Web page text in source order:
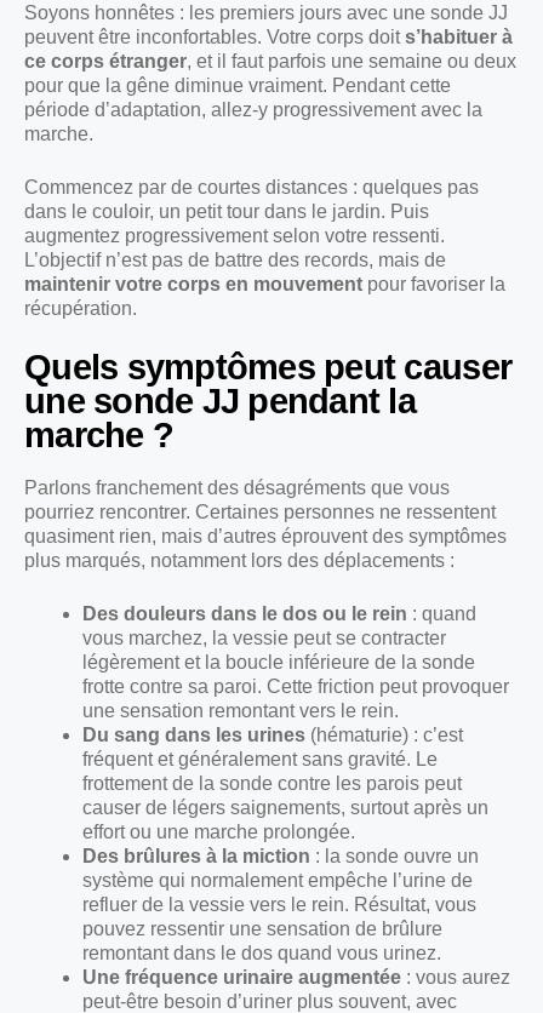
Soyons honnêtes : les premiers jours avec une sonde JJ
peuvent être inconfortables. Votre corps doits’habituer à
ce corps étranger, et il faut parfois une semaine ou deux
pour que la gêne diminue vraiment. Pendant cette
période d’adaptation, allez-y progressivement avec la
marche.
Commencez par de courtes distances : quelques pas
dans le couloir, un petit tour dans le jardin. Puis
augmentez progressivement selon votre ressenti.
L’objectif n’est pas de battre des records, mais de
maintenir votre corps en mouvement pour favoriser la
récupération.
Quels symptômes peut causer
une sonde JJ pendant la
marche ?
Parlons franchement des désagréments que vous
pourriez rencontrer. Certaines personnes ne ressentent
quasiment rien, mais d’autres éprouvent des symptômes
plus marqués, notamment lors des déplacements :
Des douleurs dans le dos ou le rein : quand
vous marchez, la vessie peut se contracter
légèrement et la boucle inférieure de la sonde
frotte contre sa paroi. Cette friction peut provoquer
une sensation remontant vers le rein.
Du sang dans les urines (hématurie) : c’est
fréquent et généralement sans gravité. Le
frottement de la sonde contre les parois peut
causer de légers saignements, surtout après un
effort ou une marche prolongée.
Des brûlures à la miction : la sonde ouvre un
système qui normalement empêche l’urine de
refluer de la vessie vers le rein. Résultat, vous
pouvez ressentir une sensation de brûlure
remontant dans le dos quand vous urinez.
Une fréquence urinaire augmentée : vous aurez
peut-être besoin d’uriner plus souvent, avec